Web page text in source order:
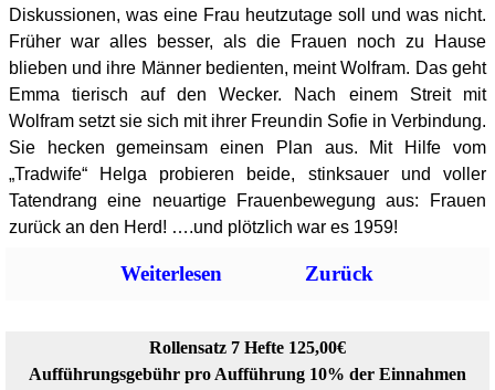
Diskussionen, was eine Frau heutzutage soll und was nicht.
Früher war alles besser, als die Frauen noch zu Hause
blieben und ihre Männer bedienten, meint Wolfram. Das geht
Emma tierisch auf den Wecker. Nach einem Streit mit
Wolfram setzt sie sich mit ihrer Freundin Sofie in Verbindung.
Sie hecken gemeinsam einen Plan aus. Mit Hilfe vom
„Tradwife“ Helga probieren beide, stinksauer und voller
Tatendrang eine neuartige Frauenbewegung aus:
Frauen
zurück an den Herd! ….und plötzlich war es 1959!
Weiterlesen Zurück
Rollensatz 7 Hefte 125,00€
Aufführungsgebühr pro Aufführung 10% der Einnahmen